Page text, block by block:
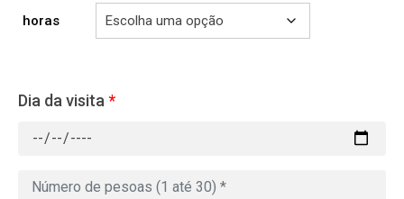
horas
Dia da visita *